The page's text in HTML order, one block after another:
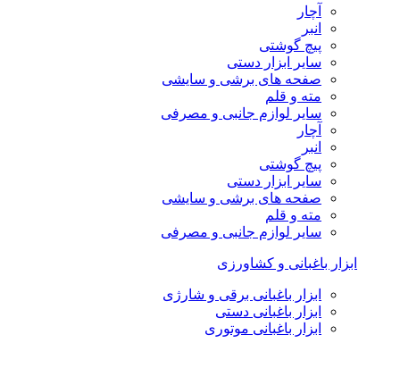
آچار
انبر
پیچ گوشتی
سایر ابزار دستی
صفحه های برشی و سایشی
مته و قلم
سایر لوازم جانبی و مصرفی
آچار
انبر
پیچ گوشتی
سایر ابزار دستی
صفحه های برشی و سایشی
مته و قلم
سایر لوازم جانبی و مصرفی
ابزار باغبانی و کشاورزی
ابزار باغبانی برقی و شارژی
ابزار باغبانی دستی
ابزار باغبانی موتوری